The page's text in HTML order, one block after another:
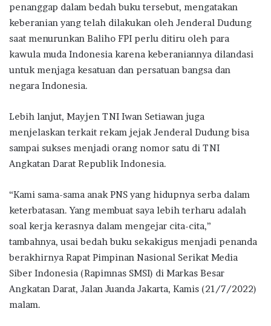
penanggap dalam bedah buku tersebut, mengatakan
keberanian yang telah dilakukan oleh Jenderal Dudung
saat menurunkan Baliho FPI perlu ditiru oleh para
kawula muda Indonesia karena keberaniannya dilandasi
untuk menjaga kesatuan dan persatuan bangsa dan
negara Indonesia.
Lebih lanjut, Mayjen TNI Iwan Setiawan juga
menjelaskan terkait rekam jejak Jenderal Dudung bisa
sampai sukses menjadi orang nomor satu di TNI
Angkatan Darat Republik Indonesia.
“Kami sama-sama anak PNS yang hidupnya serba dalam
keterbatasan. Yang membuat saya lebih terharu adalah
soal kerja kerasnya dalam mengejar cita-cita,”
tambahnya, usai bedah buku sekakigus menjadi penanda
berakhirnya Rapat Pimpinan Nasional Serikat Media
Siber Indonesia (Rapimnas SMSI) di Markas Besar
Angkatan Darat, Jalan Juanda Jakarta, Kamis (21/7/2022)
malam.